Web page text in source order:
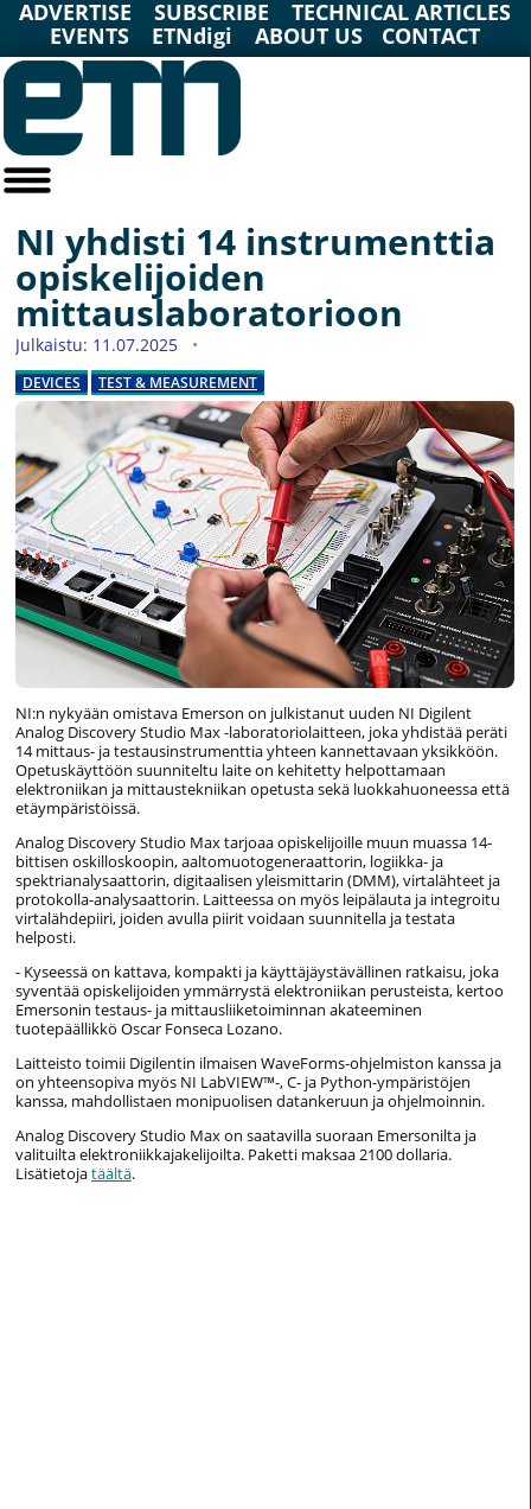
ADVERTISE SUBSCRIBE
TECHNICAL ARTICLES
EVENTS
ETNdigi ABOUT US CONTACT
NI yhdisti 14 instrumenttia
opiskelijoiden
mittauslaboratorioon
Julkaistu: 11.07.2025
DEVICES TEST & MEASUREMENT
NI:n nykyään omistava Emerson on julkistanut uuden NI Digilent
Analog Discovery Studio Max -laboratoriolaitteen, joka yhdistää peräti
14 mittaus- ja testausinstrumenttia yhteen kannettavaan yksikköön.
Opetuskäyttöön suunniteltu laite on kehitetty helpottamaan
elektroniikan ja mittaustekniikan opetusta sekä luokkahuoneessa että
etäympäristöissä.
Analog Discovery Studio Max tarjoaa opiskelijoille muun muassa 14-
bittisen oskilloskoopin, aaltomuotogeneraattorin, logiikka- ja
spektrianalysaattorin, digitaalisen yleismittarin (DMM), virtalähteet ja
protokolla-analysaattorin. Laitteessa on myös leipälauta ja integroitu
virtalähdepiiri, joiden avulla piirit voidaan suunnitella ja testata
helposti.
- Kyseessä on kattava, kompakti ja käyttäjäystävällinen ratkaisu, joka
syventää opiskelijoiden ymmärrystä elektroniikan perusteista, kertoo
Emersonin testaus- ja mittausliiketoiminnan akateeminen
tuotepäällikkö Oscar Fonseca Lozano.
Laitteisto toimii Digilentin ilmaisen WaveForms-ohjelmiston kanssa ja
on yhteensopiva myös NI LabVIEW™-, C- ja Python-ympäristöjen
kanssa, mahdollistaen monipuolisen datankeruun ja ohjelmoinnin.
Analog Discovery Studio Max on saatavilla suoraan Emersonilta ja
valituilta elektroniikkajakelijoilta. Paketti maksaa 2100 dollaria.
Lisätietojatäältä.